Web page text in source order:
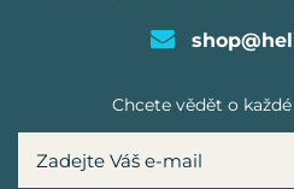
Chcete vědět o